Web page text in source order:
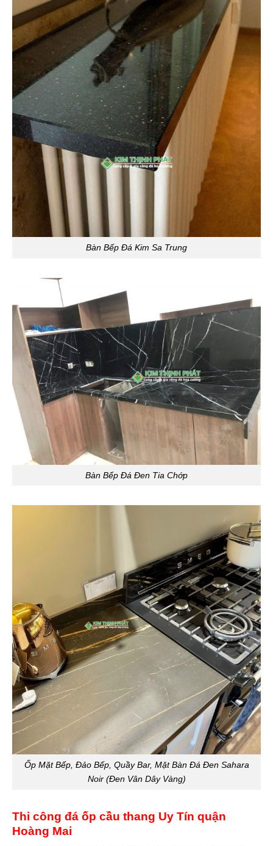
Bàn Bếp Đá Kim Sa Trung
Bàn Bếp Đá Đen Tia Chớp
Ốp Mặt Bếp, Đảo Bếp, Quầy Bar, Mặt Bàn Đá Đen Sahara
Noir (Đen Vân Dây Vàng)
Thi công đá ốp cầu thang Uy Tín quận
Hoàng Mai